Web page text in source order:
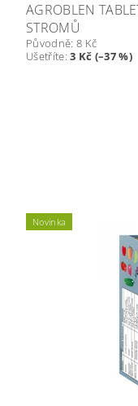
AGROBLEN
STROMŮ
Původně: 8 Kč
Ušetříte:3 Kč (–37 %)
Novinka